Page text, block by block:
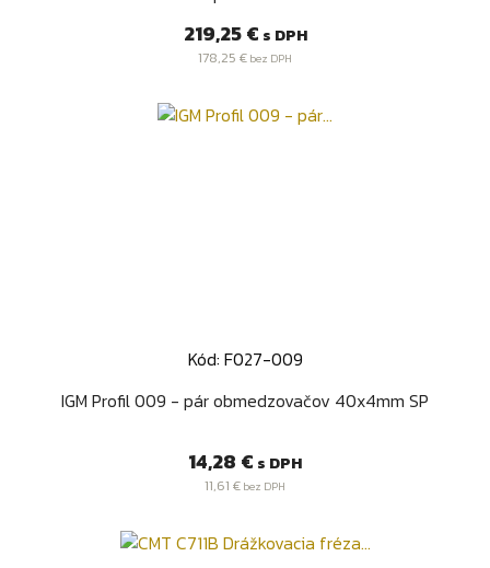
Cena
219,25 € s DPH
178,25 € bez DPH
Kód: F027-009
IGM Profil 009 - pár obmedzovačov 40x4mm SP
Cena
14,28 € s DPH
11,61 € bez DPH